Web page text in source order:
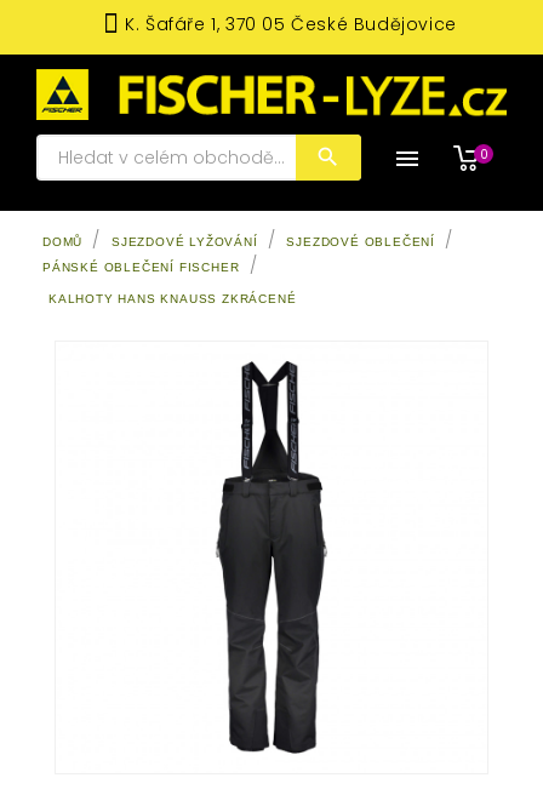
K. Šafáře 1, 370 05 České Budějovice
 0
DOMŮ SJEZDOVÉ LYŽOVÁNÍ
SJEZDOVÉ OBLEČENÍ
PÁNSKÉ OBLEČENÍ FISCHER
KALHOTY HANS KNAUSS ZKRÁCENÉ